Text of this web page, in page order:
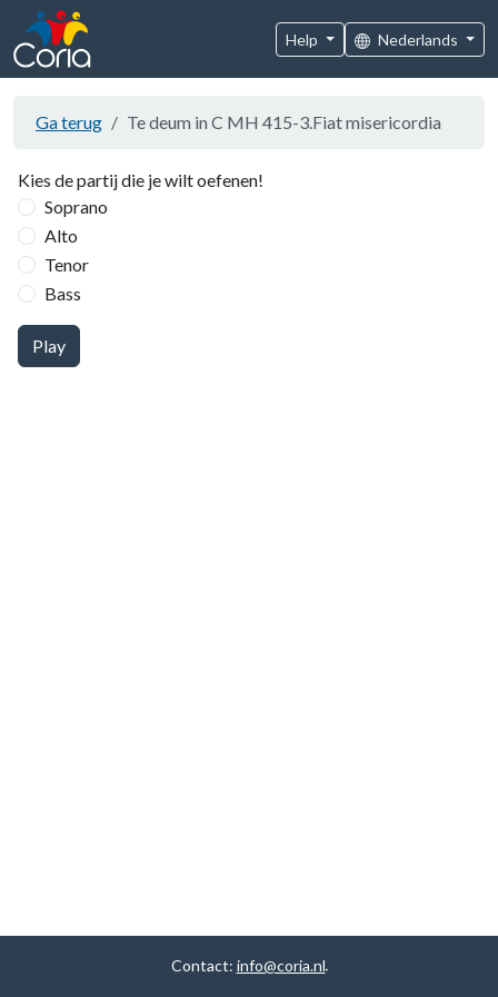
Help Nederlands
Ga terug Te deum in C MH 415-3.Fiat misericordia
Kies de partij die je wilt oefenen!
Soprano
Alto
Tenor
Bass
Play
Contact: info@coria.nl.